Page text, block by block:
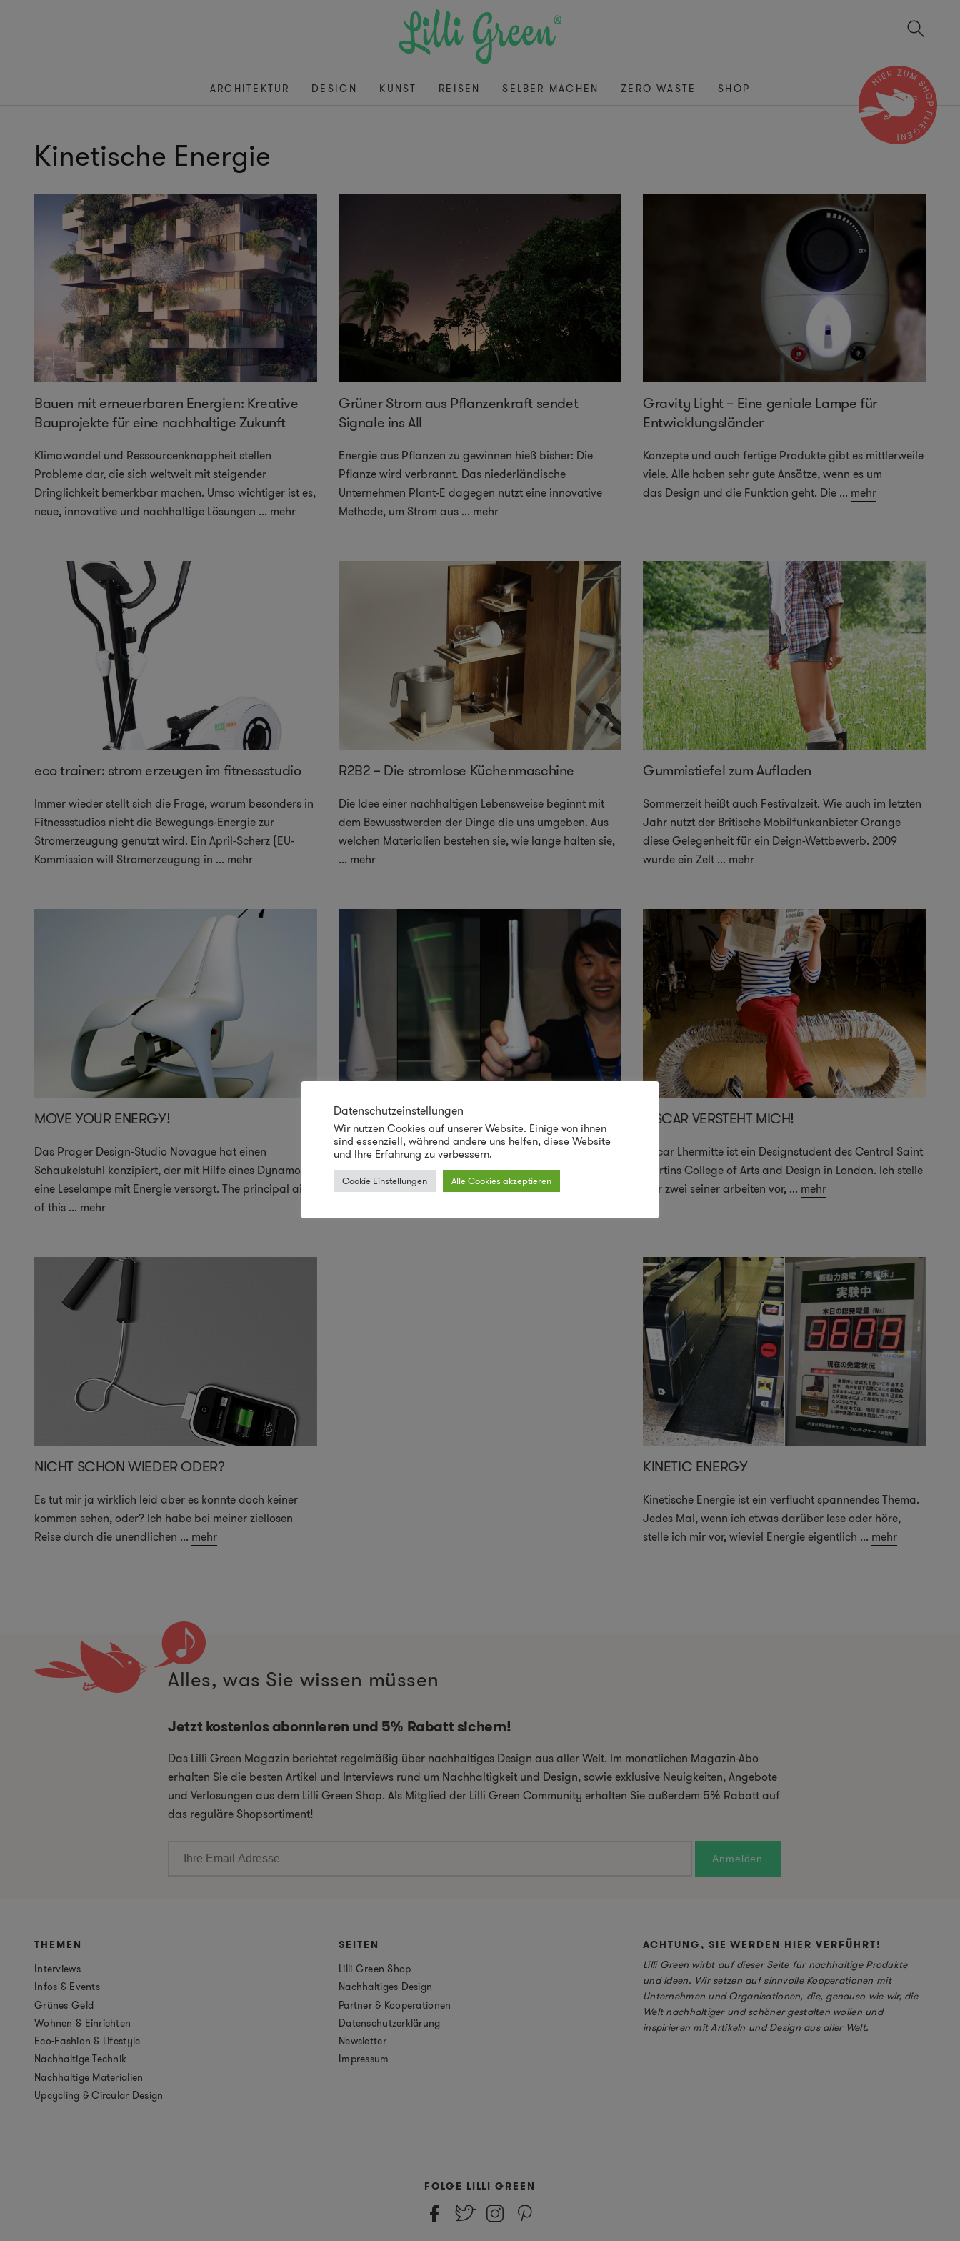
ARCHITEKTUR DESIGN KUNST REISEN SELBER MACHEN ZERO WASTE SHOP
Kinetische Energie
Bauen mit erneuerbaren Energien: Kreative
Bauprojekte für eine nachhaltige Zukunft
Klimawandel und Ressourcenknappheit stellen
Probleme dar, die sich weltweit mit steigender
Dringlichkeit bemerkbar machen. Umso wichtiger ist es,
neue, innovative und nachhaltige Lösungen ... mehr
Grüner Strom aus Pflanzenkraft sendet
Signale ins All
Energie aus Pflanzen zu gewinnen hieß bisher: Die
Pflanze wird verbrannt. Das niederländische
Unternehmen Plant-E dagegen nutzt eine innovative
Methode, um Strom aus ... mehr
Gravity Light – Eine geniale Lampe für
Entwicklungsländer
Konzepte und auch fertige Produkte gibt es mittlerweile
viele. Alle haben sehr gute Ansätze, wenn es um
das Design und die Funktion geht. Die ... mehr
eco trainer: strom erzeugen im fitnessstudio
Immer wieder stellt sich die Frage, warum besonders in
Fitnessstudios nicht die Bewegungs-Energie zur
Stromerzeugung genutzt wird. Ein April-Scherz (EU-
Kommission will Stromerzeugung in ... mehr
R2B2 – Die stromlose Küchenmaschine
Die Idee einer nachhaltigen Lebensweise beginnt mit
dem Bewusstwerden der Dinge die uns umgeben. Aus
welchen Materialien bestehen sie, wie lange halten sie,
... mehr
Gummistiefel zum Aufladen
Sommerzeit heißt auch Festivalzeit. Wie auch im letzten
Jahr nutzt der Britische Mobilfunkanbieter Orange
diese Gelegenheit für ein Deign-Wettbewerb. 2009
wurde ein Zelt ... mehr
MOVE YOUR ENERGY!
Das Prager Design-Studio Novague hat einen
Schaukelstuhl konzipiert, der mit Hilfe eines Dynamos
eine Leselampe mit Energie versorgt. The principal aims
of this ... mehr
Eco-Fernbedienung
Sony hat Chinesische Stundenden beauftragt,
umweltfreundliche Geräte zu entwerfen. Einer der
Teilnehmer von der Dong Hwa Universität hat die „Sony
OSCAR VERSTEHT MICH!
Oscar Lhermitte ist ein Designstudent des Central Saint
Martins College of Arts and Design in London. Ich stelle
hier zwei seiner arbeiten vor, ... mehr
NICHT SCHON WIEDER ODER?
Es tut mir ja wirklich leid aber es konnte doch keiner
kommen sehen, oder? Ich habe bei meiner ziellosen
Reise durch die unendlichen ... mehr
KINETIC ENERGY
Kinetische Energie ist ein verflucht spannendes Thema.
Jedes Mal, wenn ich etwas darüber lese oder höre,
stelle ich mir vor, wieviel Energie eigentlich ... mehr
Alles, was Sie wissen müssen
Jetzt kostenlos abonnieren und 5% Rabatt sichern!
Das Lilli Green Magazin berichtet regelmäßig über nachhaltiges Design aus aller Welt. Im monatlichen Magazin-Abo
erhalten Sie die besten Artikel und Interviews rund um Nachhaltigkeit und Design, sowie exklusive Neuigkeiten, Angebote
und Verlosungen aus dem Lilli Green Shop. Als Mitglied der Lilli Green Community erhalten Sie außerdem 5% Rabatt auf
das reguläre Shopsortiment!
THEMEN
Interviews
Infos & Events
Grünes Geld
Wohnen & Einrichten
Eco-Fashion & Lifestyle
Nachhaltige Technik
Nachhaltige Materialien
Upcycling & Circular Design
SEITEN
Lilli Green Shop
Nachhaltiges Design
Partner & Kooperationen
Datenschutzerklärung
Newsletter
Impressum
ACHTUNG, SIE WERDEN HIER VERFÜHRT!
Lilli Green wirbt auf dieser Seite für nachhaltige Produkte
und Ideen. Wir setzen auf sinnvolle Kooperationen mit
Unternehmen und Organisationen, die, genauso wie wir, die
Welt nachhaltiger und schöner gestalten wollen und
inspirieren mit Artikeln und Design aus aller Welt.
FOLGE LILLI GREEN
Datenschutzeinstellungen
Wir nutzen Cookies auf unserer Website. Einige von ihnen
sind essenziell, während andere uns helfen, diese Website
und Ihre Erfahrung zu verbessern.
Cookie Einstellungen Alle Cookies akzeptieren